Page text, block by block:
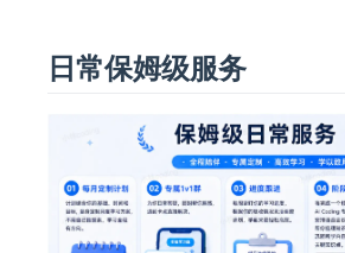
日常保姆级服务